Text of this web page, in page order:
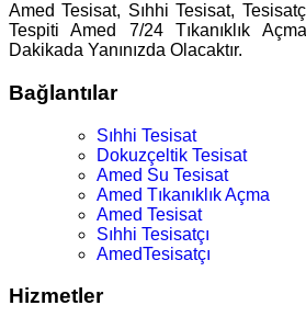
Amed Tesisat, Sıhhi Tesisat,
Tespiti Amed 7/24 Tıkanıklık
Dakikada Yanınızda Olacaktır.
Bağlantılar
Sıhhi Tesisat
Dokuzçeltik Tesisat
Amed Su Tesisat
Amed Tıkanıklık Açma
Amed Tesisat
Sıhhi Tesisatçı
AmedTesisatçı
Hizmetler